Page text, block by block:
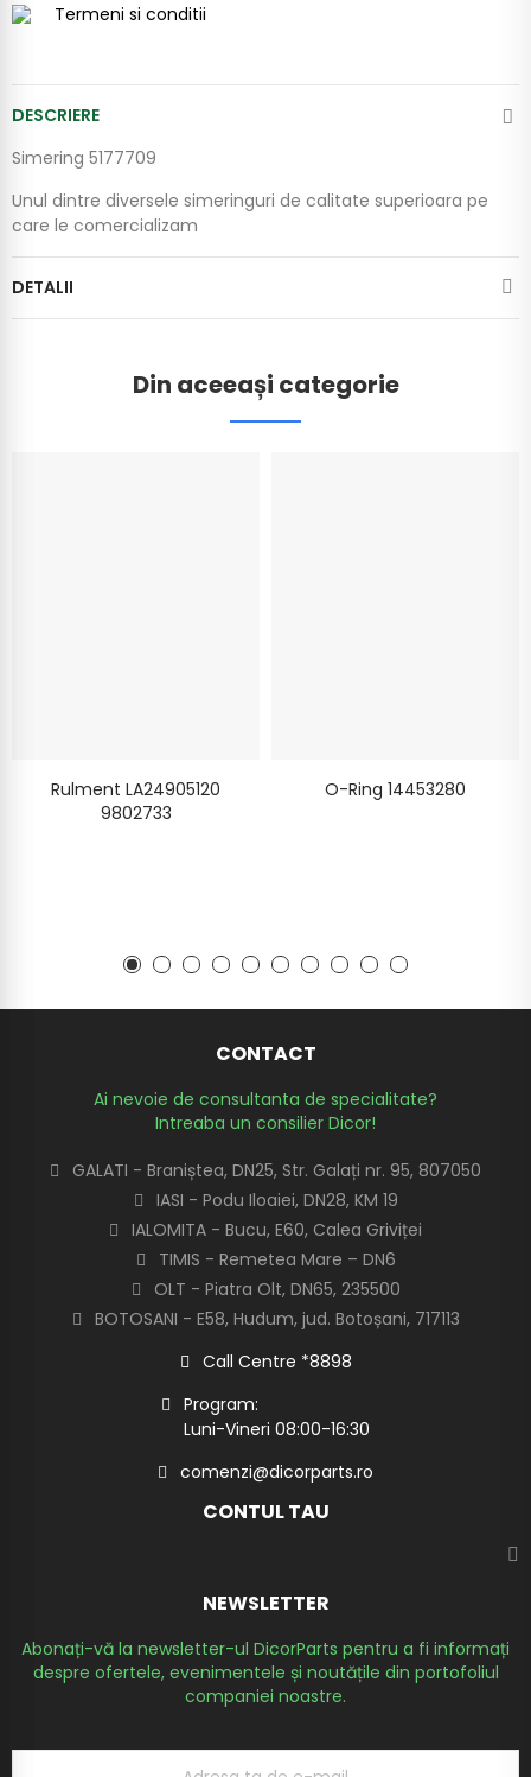
Termeni si conditii
DESCRIERE
Simering 5177709
Unul dintre diversele simeringuri de calitate superioara pe
care le comercializam
DETALII
Din aceeași categorie
Rulment LA24905120
9802733
O-Ring 14453280
CONTACT
Ai nevoie de consultanta de specialitate?
Intreaba un consilier Dicor!
GALATI - Braniștea, DN25, Str. Galați nr. 95, 807050
IASI - Podu Iloaiei, DN28, KM 19
IALOMITA - Bucu, E60, Calea Griviței
TIMIS - Remetea Mare – DN6
OLT - Piatra Olt, DN65, 235500
BOTOSANI - E58, Hudum, jud. Botoșani, 717113
Call Centre *8898
Program:
Luni-Vineri 08:00-16:30
comenzi@dicorparts.ro
CONTUL TAU
NEWSLETTER
Abonați-vă la newsletter-ul DicorParts pentru a fi informați
despre ofertele, evenimentele și noutățile din portofoliul
companiei noastre.